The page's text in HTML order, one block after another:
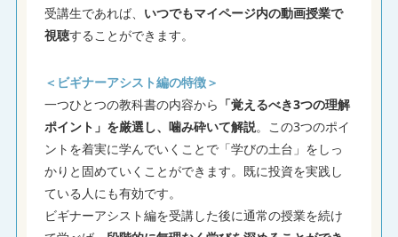
実体験がわかりやすかった
vol.1 不動産投資の世界
★★★★★ 2026/08/01
vol.1 不動産投資の世界
★★★★☆ 2026/08/01
受講生であれば、 いつでもマイページ内の動画授業で
視聴することができます。
＜ビギナーアシスト編の特徴＞
一つひとつの教科書の内容から 「覚えるべき3つの理解
ポイント」を厳選し、噛み砕いて解説。この3つのポイ
ントを着実に学んでいくことで「学びの土台」をしっ
かりと固めていくことができます。既に投資を実践し
ている人にも有効です。
ビギナーアシスト編を受講した後に通常の授業を続け